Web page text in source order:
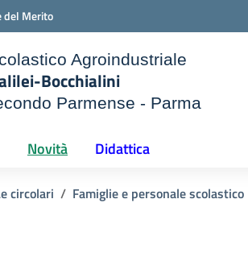
del Merito
Agroindustriale
Bocchialini
Parmense - Parma
Novità Didattica
circolari Famiglie e personale scolastico